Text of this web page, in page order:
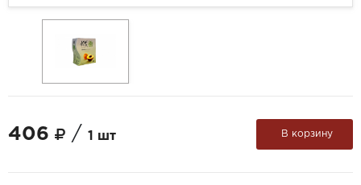
406 / 1 шт В корзину